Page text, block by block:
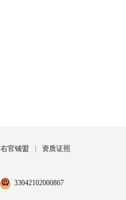
右官铺盟 资质证照
33042102000867